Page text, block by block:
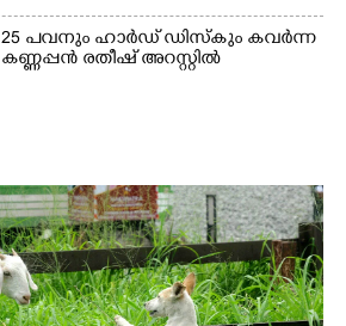
25 പവനും ഹാർഡ് ഡിസ്കും കവർന്ന
കണ്ണപ്പൻ രതീഷ് അറസ്റ്റിൽ